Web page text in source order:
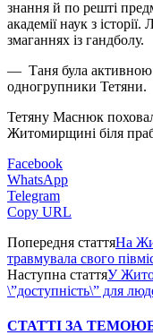
знання й по решті
академії наук з
змаганнях із гандболу.
— Таня була
одногрупники Тетяни.
Тетяну Маснюк
Житомирщині біля
Facebook
WhatsApp
Telegram
Copy URL
Попередня статтяНа
травмувала свого
Наступна статтяУ
\”доступність\” для
СТАТТІ ЗА ТЕМОЮ